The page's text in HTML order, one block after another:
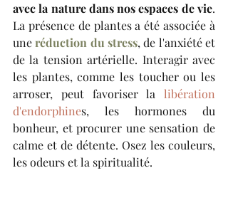
avec la nature dans nos espaces de vie.
La présence de plantes a été associée à
une réduction du stress, de l'anxiété et
de la tension artérielle. Interagir avec
les plantes, comme les toucher ou les
arroser, peut favoriser la libération
d'endorphines, les hormones du
bonheur, et procurer une sensation de
calme et de détente. Osez les couleurs,
les odeurs et la spiritualité.